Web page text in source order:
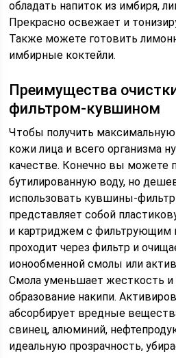
обладать напиток из имбиря,
Прекрасно освежает и
Также можете готовить
имбирные коктейли.
Преимущества
фильтром-кувшином
Чтобы получить
кожи лица и всего организма
качестве. Конечно вы можете
бутилированную воду, но
использовать кувшины-
представляет собой
и картриджем с фильтрующим
проходит через фильтр и
ионообменной смолы или
Смола уменьшает жесткость
образование накипи.
абсорбирует вредные
свинец, алюминий,
идеальную прозрачность,